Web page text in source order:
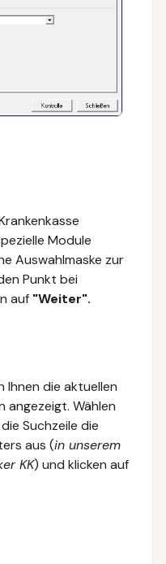
Module
Auswahlmaske zur
Punkt bei
auf "Weiter".
Ihnen die aktuellen
angezeigt. Wählen
Suchzeile die
aus (in unserem
KK) und klicken auf